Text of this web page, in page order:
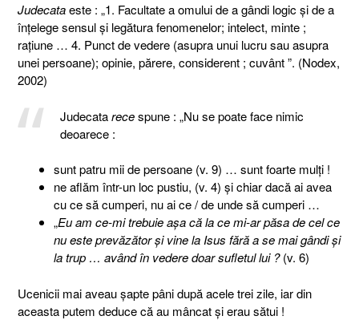
Judecataeste : „1. Facultate a omului de a gândi logic și de a
înțelege sensul și legătura fenomenelor; intelect, minte ;
rațiune … 4. Punct de vedere (asupra unui lucru sau asupra
unei persoane); opinie, părere, considerent ; cuvânt ”. (Nodex,
2002)
Judecatarecespune : „Nu se poate face nimic
deoarece :
sunt patru mii de persoane (v. 9) … sunt foarte mulţi !
ne aflăm într-un loc pustiu, (v. 4) şi chiar dacă ai avea
cu ce să cumperi, nu ai ce / de unde să cumperi …
„Eu am ce-mi trebuie aşa că la ce mi-ar păsa de cel ce
nu este prevăzător şi vine la Isus fără a se mai gândi şi
la trup … având în vedere doar sufletul lui ?(v. 6)
Ucenicii mai aveau şapte pâni după acele trei zile, iar din
aceasta putem deduce că au mâncat şi erau sătui !